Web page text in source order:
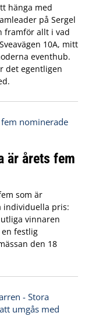
hänga med
på Sergel
framför allt i vad
10A, mitt
eventhub.
det egentligen
är årets fem
som är
individuella pris:
vinnaren
en festlig
den 18